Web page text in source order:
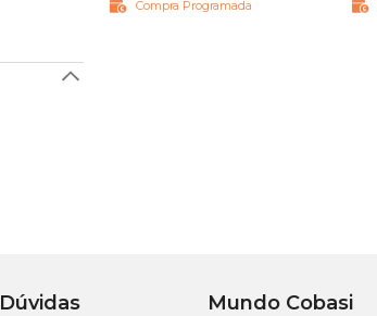
Compra Programada
Dúvidas Mundo Cobasi